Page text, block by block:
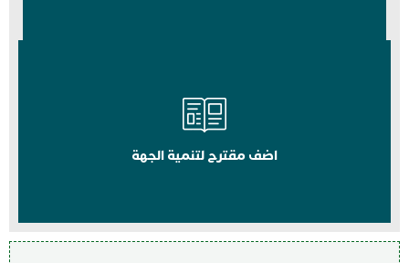
اضف مقترح لتنمية الجهة